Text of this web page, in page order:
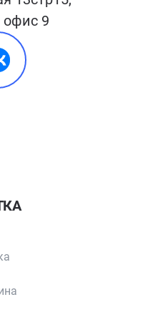
офис 9